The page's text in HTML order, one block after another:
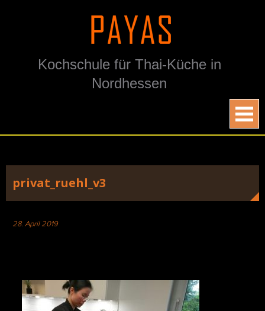
Kochschule für Thai-Küche in
Nordhessen
privat_ruehl_v3
28. April 2019